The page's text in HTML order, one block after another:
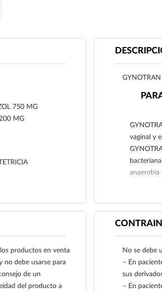
750 MG
MG
vaginal y
anaerobia
el
productos en venta
no debe usarse para
de un
del producto a
No se debe
– En
sus
– En